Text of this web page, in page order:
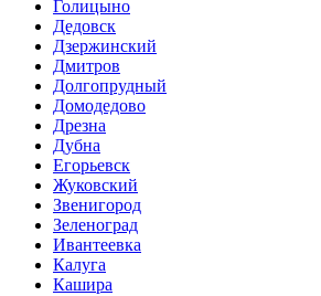
Голицыно
Дедовск
Дзержинский
Дмитров
Долгопрудный
Домодедово
Дрезна
Дубна
Егорьевск
Жуковский
Звенигород
Зеленоград
Ивантеевка
Калуга
Кашира